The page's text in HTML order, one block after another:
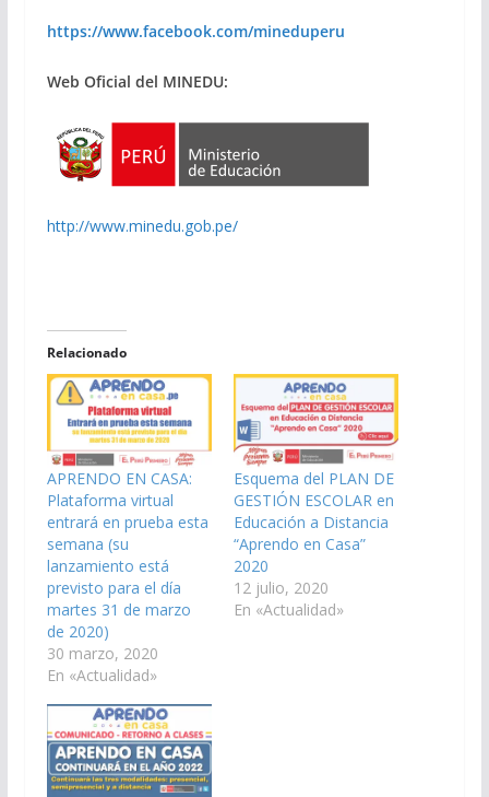
https://www.facebook.com/mineduperu
Web Oficial del MINEDU:
http://www.minedu.gob.pe/
Relacionado
APRENDO EN CASA:
Plataforma virtual
entrará en prueba esta
semana (su
lanzamiento está
previsto para el día
martes 31 de marzo
de 2020)
30 marzo, 2020
En «Actualidad»
Esquema del PLAN DE
GESTIÓN ESCOLAR en
Educación a Distancia
“Aprendo en Casa”
2020
12 julio, 2020
En «Actualidad»